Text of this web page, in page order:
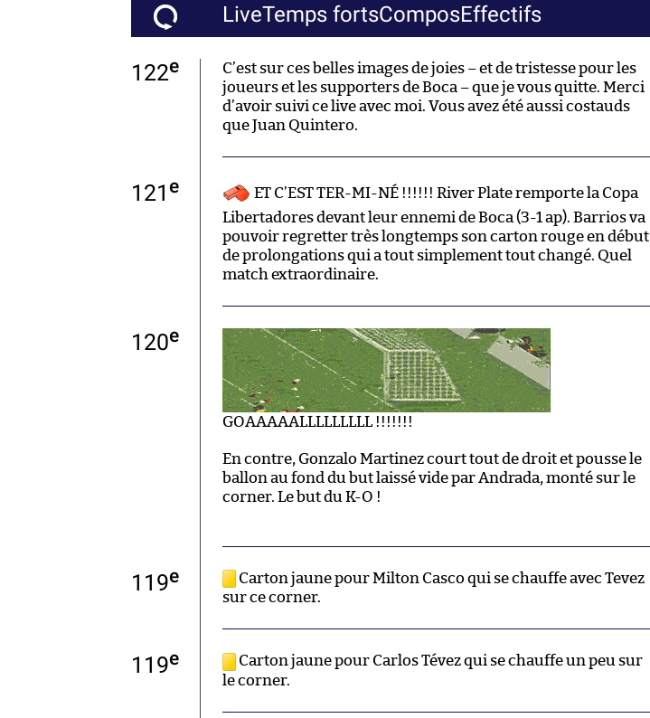
LiveTemps fortsComposEffectifs
122e
C’est sur ces belles images de joies – et de tristesse pour les
joueurs et les supporters de Boca – que je vous quitte. Merci
d’avoir suivi ce live avec moi. Vous avez été aussi costauds
que Juan Quintero.
121 e
ET C’EST TER-MI-NÉ !!!!!! River Plate remporte la Copa
Libertadores devant leur ennemi de Boca (3-1 ap). Barrios va
pouvoir regretter très longtemps son carton rouge en début
de prolongations qui a tout simplement tout changé. Quel
match extraordinaire.
120e
GOAAAAALLLLLLLLL !!!!!!!
En contre, Gonzalo Martinez court tout de droit et pousse le
ballon au fond du but laissé vide par Andrada, monté sur le
corner. Le but du K-O !
119e
Carton jaune pour Milton Casco qui se chauffe avec Tevez
sur ce corner.
119e
Carton jaune pour Carlos Tévez qui se chauffe un peu sur
le corner.